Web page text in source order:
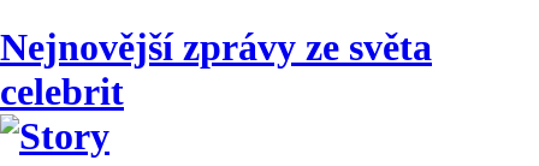
Nejnovější zprávy ze světa
celebrit